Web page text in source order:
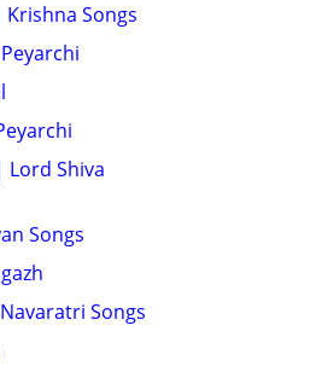
Songs
Shiva
Songs
Songs